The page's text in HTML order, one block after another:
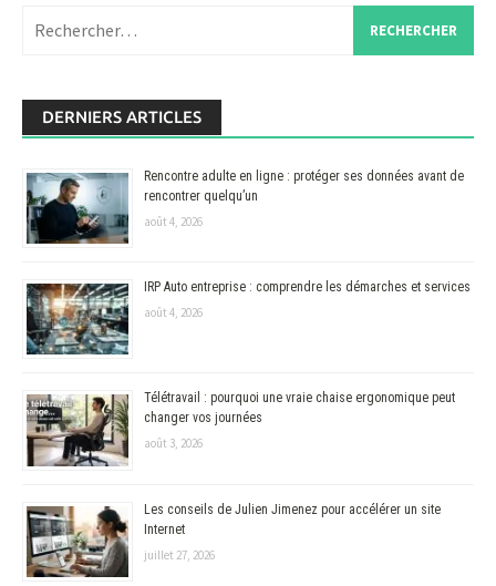
DERNIERS ARTICLES
Rencontre adulte en ligne : protéger ses données avant de
rencontrer quelqu’un
août 4, 2026
IRP Auto entreprise : comprendre les démarches et services
août 4, 2026
Télétravail : pourquoi une vraie chaise ergonomique peut
changer vos journées
août 3, 2026
Les conseils de Julien Jimenez pour accélérer un site
Internet
juillet 27, 2026